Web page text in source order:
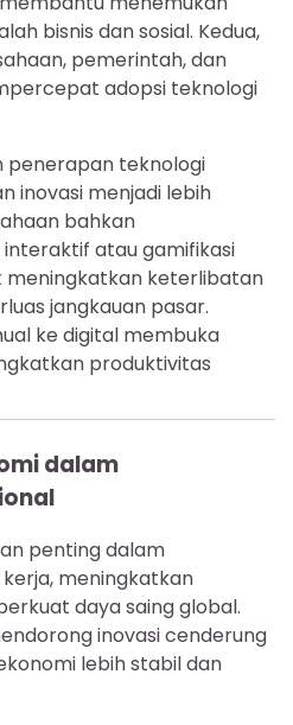
bisnis dan sosial. Kedua,
pemerintah, dan
adopsi teknologi
penerapan teknologi
inovasi menjadi lebih
bahkan
atau gamifikasi
meningkatkan keterlibatan
jangkauan pasar.
ke digital membuka
produktivitas
dalam
penting dalam
meningkatkan
daya saing global.
inovasi cenderung
lebih stabil dan